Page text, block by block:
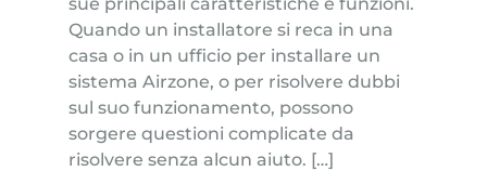
Quando un installatore si reca in una
casa o in un ufficio per installare un
sistema Airzone, o per risolvere dubbi
sul suo funzionamento, possono
sorgere questioni complicate da
risolvere senza alcun aiuto. […]